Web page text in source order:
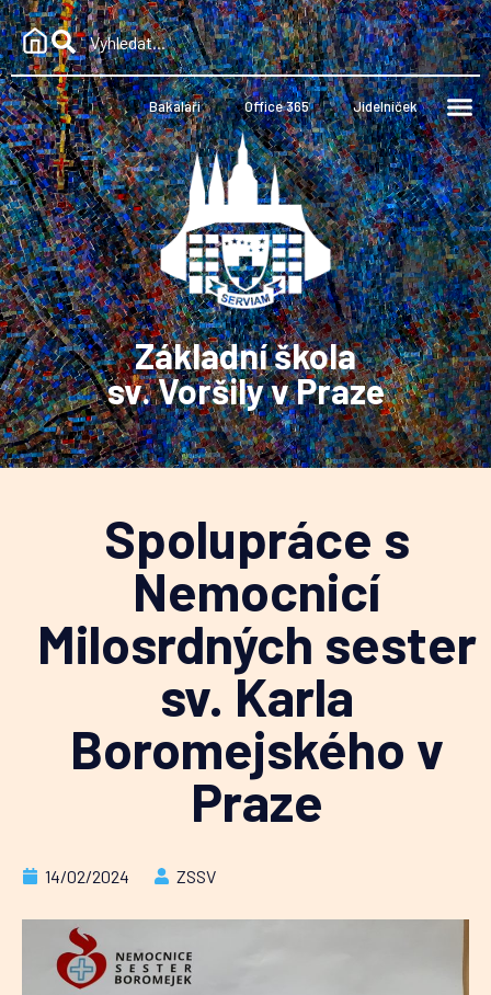
Bakaláři Office 365 Jídelníček
Základní škola
sv. Voršily v Praze
Spolupráce s
Nemocnicí
Milosrdných sester
sv. Karla
Boromejského v
Praze
14/02/2024 ZSSV